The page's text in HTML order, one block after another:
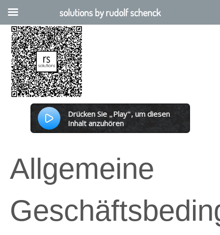
Drücken Sie „Play“, um diesen
Inhalt anzuhören
Powered By
Allgemeine
solutions by rudolf schenck